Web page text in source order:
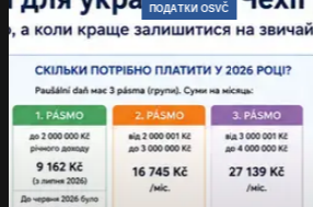
ПОДАТКИ OSVČ